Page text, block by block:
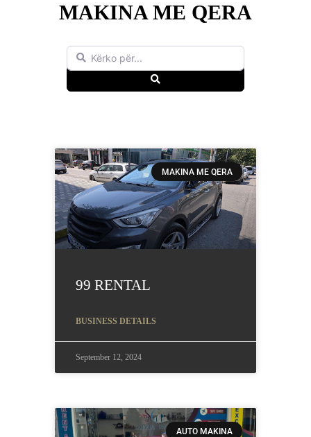
MAKINA ME QERA
Kërko për...
MAKINA ME QERA
99 RENTAL
BUSINESS DETAILS
September 12, 2024
AUTO MAKINA